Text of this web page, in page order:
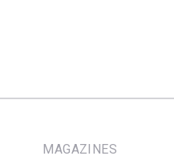
MAGAZINES